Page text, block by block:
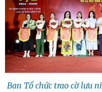
Ban Tổ chức trao cờ lưu